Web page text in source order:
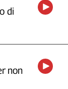
di
non